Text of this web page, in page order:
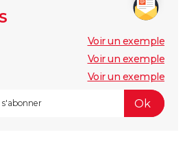
Voir un exemple
Voir un exemple
Voir un exemple